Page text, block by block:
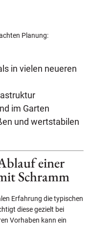
Planung:
in vielen neueren
im Garten
und wertstabilen
einer
Schramm
Erfahrung die typischen
diese gezielt bei
Vorhaben kann ein